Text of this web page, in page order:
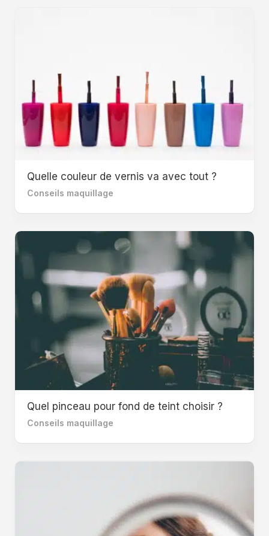
Quelle couleur de vernis va avec tout ?
Conseils maquillage
Quel pinceau pour fond de teint choisir ?
Conseils maquillage